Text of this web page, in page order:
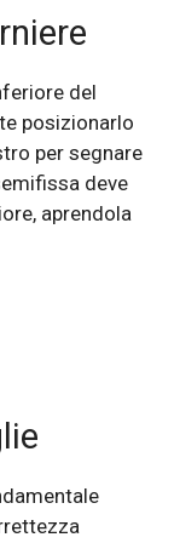
del
posizionarlo
per segnare
deve
aprendola